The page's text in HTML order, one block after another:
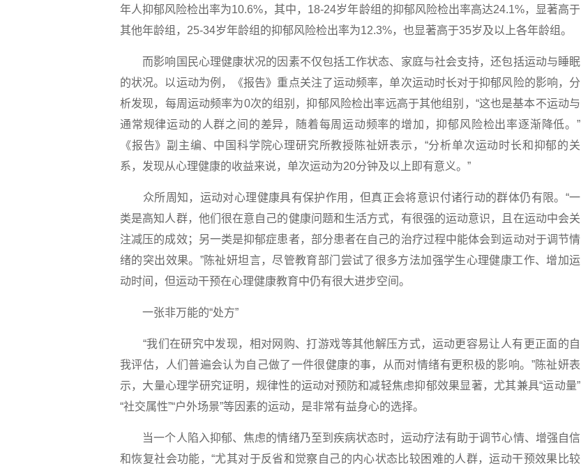
年人抑郁风险检出率为10.6%，其中，18-24岁年龄组的抑郁风险检出率高达24.1%，显著高于
其他年龄组，25-34岁年龄组的抑郁风险检出率为12.3%，也显著高于35岁及以上各年龄组。
而影响国民心理健康状况的因素不仅包括工作状态、家庭与社会支持，还包括运动与睡眠
的状况。以运动为例，《报告》重点关注了运动频率，单次运动时长对于抑郁风险的影响，分
析发现，每周运动频率为0次的组别，抑郁风险检出率远高于其他组别，“这也是基本不运动与
通常规律运动的人群之间的差异，随着每周运动频率的增加，抑郁风险检出率逐渐降低。”
《报告》副主编、中国科学院心理研究所教授陈祉妍表示，“分析单次运动时长和抑郁的关
系，发现从心理健康的收益来说，单次运动为20分钟及以上即有意义。”
众所周知，运动对心理健康具有保护作用，但真正会将意识付诸行动的群体仍有限。“一
类是高知人群，他们很在意自己的健康问题和生活方式，有很强的运动意识，且在运动中会关
注减压的成效；另一类是抑郁症患者，部分患者在自己的治疗过程中能体会到运动对于调节情
绪的突出效果。”陈祉妍坦言，尽管教育部门尝试了很多方法加强学生心理健康工作、增加运
动时间，但运动干预在心理健康教育中仍有很大进步空间。
一张非万能的“处方”
“我们在研究中发现，相对网购、打游戏等其他解压方式，运动更容易让人有更正面的自
我评估，人们普遍会认为自己做了一件很健康的事，从而对情绪有更积极的影响。”陈祉妍表
示，大量心理学研究证明，规律性的运动对预防和减轻焦虑抑郁效果显著，尤其兼具“运动量”
“社交属性”“户外场景”等因素的运动，是非常有益身心的选择。
当一个人陷入抑郁、焦虑的情绪乃至到疾病状态时，运动疗法有助于调节心情、增强自信
和恢复社会功能，“尤其对于反省和觉察自己的内心状态比较困难的人群，运动干预效果比较